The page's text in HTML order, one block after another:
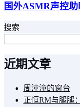
国外ASMR声控助
搜索
近期文章
周潼潼的窗台
正恒RM与腿腿